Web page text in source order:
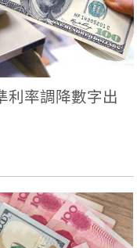
率調降數字出